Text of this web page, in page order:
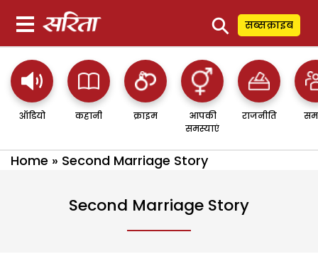
⚲ सब्सक्राइब
ऑडियो कहानी क्राइम
आपकी
समस्याएं
राजनीति
Home » Second Marriage Story
Second Marriage Story